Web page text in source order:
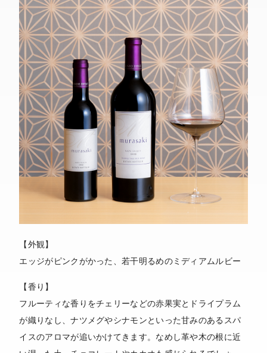
【外観】
エッジがピンクがかった、若干明るめのミディアムルビー
【香り】
フルーティな香りをチェリーなどの赤果実とドライプラム
が織りなし、ナツメグやシナモンといった甘みのあるスパ
イスのアロマが追いかけてきます。なめし革や木の根に近